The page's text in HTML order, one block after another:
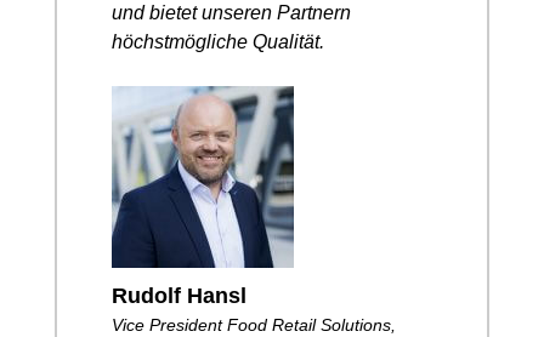
und bietet unseren Partnern
höchstmögliche Qualität.
Rudolf Hansl
Vice President Food Retail Solutions,